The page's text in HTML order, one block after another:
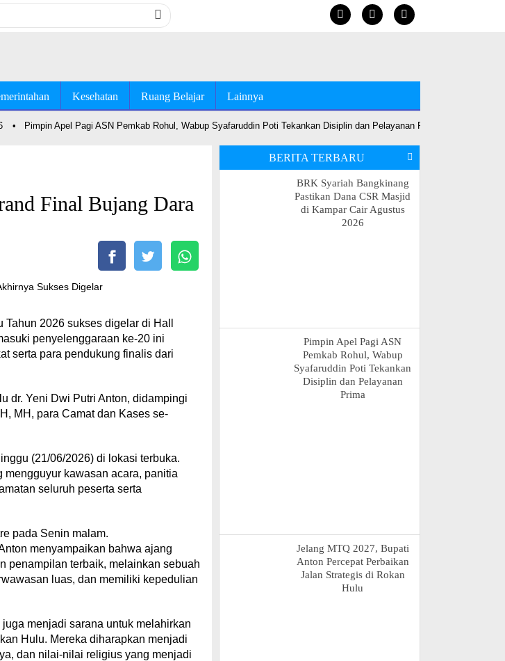
Kesehatan Ruang Belajar Lainnya
• Pimpin Apel Pagi ASN Pemkab Rohul, Wabup Syafaruddin Poti Tekankan Disiplin dan Pelayanan Prima
Final Bujang Dara
2026 sukses digelar di Hall
penyelenggaraan ke-20 ini
serta para pendukung finalis dari
dr. Yeni Dwi Putri Anton, didampingi
MH, para Camat dan Kases se-
(21/06/2026) di lokasi terbuka.
kawasan acara, panitia
seluruh peserta serta
pada Senin malam.
menyampaikan bahwa ajang
penampilan terbaik, melainkan sebuah
luas, dan memiliki kepedulian
menjadi sarana untuk melahirkan
Hulu. Mereka diharapkan menjadi
dan nilai-nilai religius yang menjadi
BERITA TERBARU
BRK Syariah Bangkinang
Pastikan Dana CSR Masjid
di Kampar Cair Agustus
2026
Pimpin Apel Pagi ASN
Pemkab Rohul, Wabup
Syafaruddin Poti Tekankan
Disiplin dan Pelayanan
Prima
Jelang MTQ 2027, Bupati
Anton Percepat Perbaikan
Jalan Strategis di Rokan
Hulu